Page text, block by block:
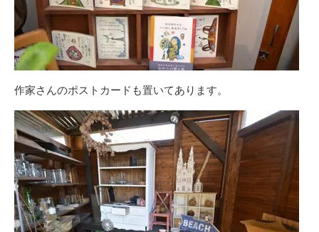
作家さんのポストカードも置いてあります。